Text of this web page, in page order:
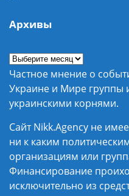
Архивы
Частное мнение о
Украине и Мире группы
украинскими корнями.
Сайт Nikk.Agency не
ни к каким
организациям или
Финансирование
исключительно из